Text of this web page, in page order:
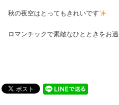
秋の夜空はとってもきれいです
ロマンチックで素敵なひとときをお